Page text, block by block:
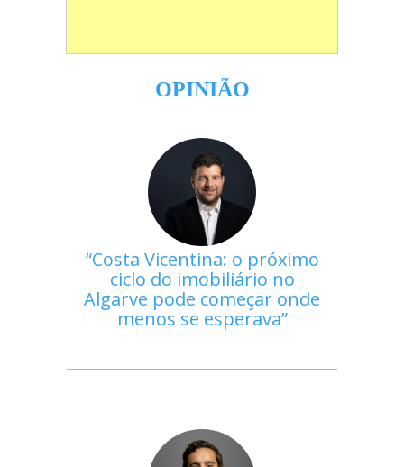
OPINIÃO
Costa Vicentina: o próximo
ciclo do imobiliário no
Algarve pode começar onde
menos se esperava